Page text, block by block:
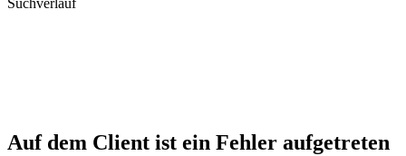
Suchverlauf
Auf dem Client ist ein Fehler aufgetreten